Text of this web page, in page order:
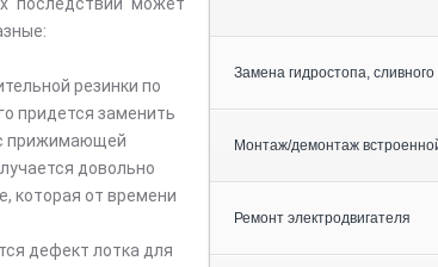
Замена гидростопа,
Монтаж/демонтаж
Ремонт электродвигателя
резинки по
придется заменить
прижимающей
довольно
которая от времени
дефект лотка для